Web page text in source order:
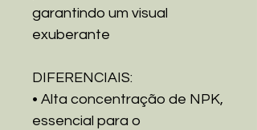
garantindo um visual
exuberante
DIFERENCIAIS:
• Alta concentração de NPK,
essencial para o